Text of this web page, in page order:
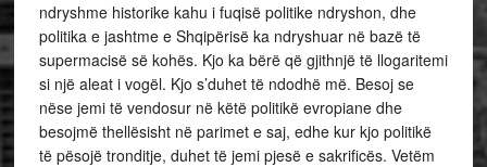
ndryshme historike kahu i fuqisë politike ndryshon, dhe
politika e jashtme e Shqipërisë ka ndryshuar në bazë të
supermacisë së kohës. Kjo ka bërë që gjithnjë të llogaritemi
si një aleat i vogël. Kjo s’duhet të ndodhë më. Besoj se
nëse jemi të vendosur në këtë politikë evropiane dhe
besojmë thellësisht në parimet e saj, edhe kur kjo politikë
të pësojë tronditje, duhet të jemi pjesë e sakrificës. Vetëm